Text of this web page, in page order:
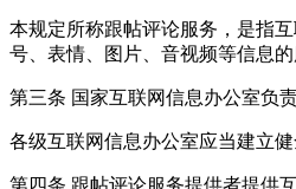
本规定所称跟帖评论服务，是指
号、表情、图片、音视频等信息的
第三条 国家互联网信息办公室负
各级互联网信息办公室应当建立
第四条 跟帖评论服务提供者提供